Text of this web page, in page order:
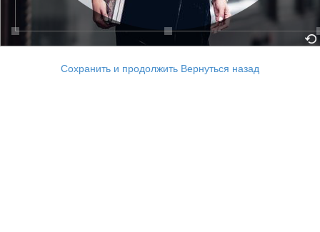
Сохранить и продолжить Вернуться назад